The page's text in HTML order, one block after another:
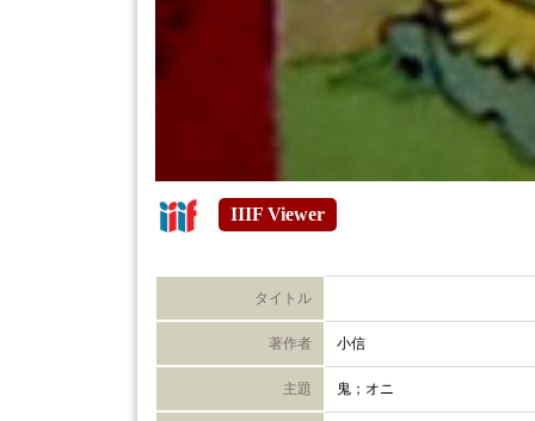
IIIF Viewer
タイトル
著作者 小信
主題 鬼；オニ